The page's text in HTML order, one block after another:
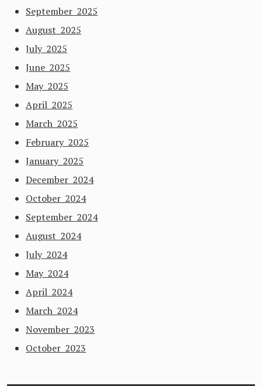
September 2025
August 2025
July 2025
June 2025
May 2025
April 2025
March 2025
February 2025
January 2025
December 2024
October 2024
September 2024
August 2024
July 2024
May 2024
April 2024
March 2024
November 2023
October 2023